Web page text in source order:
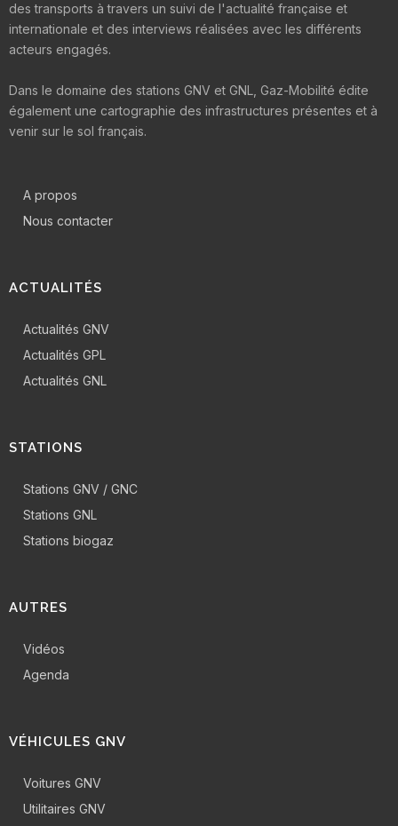
des transports à travers un suivi de l'actualité française et
internationale et des interviews réalisées avec les différents
acteurs engagés.
Dans le domaine des stations GNV et GNL, Gaz-Mobilité édite
également une cartographie des infrastructures présentes et à
venir sur le sol français.
A propos
Nous contacter
ACTUALITÉS
Actualités GNV
Actualités GPL
Actualités GNL
STATIONS
Stations GNV / GNC
Stations GNL
Stations biogaz
AUTRES
Vidéos
Agenda
VÉHICULES GNV
Voitures GNV
Utilitaires GNV